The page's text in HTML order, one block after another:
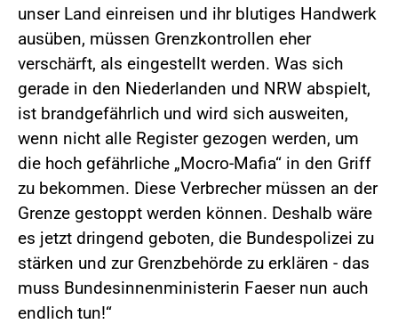
unser Land einreisen und ihr blutiges Handwerk
ausüben, müssen Grenzkontrollen eher
verschärft, als eingestellt werden. Was sich
gerade in den Niederlanden und NRW abspielt,
ist brandgefährlich und wird sich ausweiten,
wenn nicht alle Register gezogen werden, um
die hoch gefährliche „Mocro-Mafia“ in den Griff
zu bekommen. Diese Verbrecher müssen an der
Grenze gestoppt werden können. Deshalb wäre
es jetzt dringend geboten, die Bundespolizei zu
stärken und zur Grenzbehörde zu erklären - das
muss Bundesinnenministerin Faeser nun auch
endlich tun!“